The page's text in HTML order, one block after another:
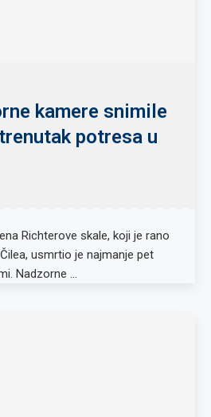
kamere snimile
potresa u
Richterove skale, koji je rano
usmrtio je najmanje pet
Nadzorne …